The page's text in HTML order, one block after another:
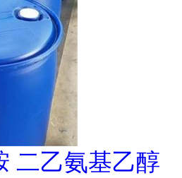
二乙氨基乙醇